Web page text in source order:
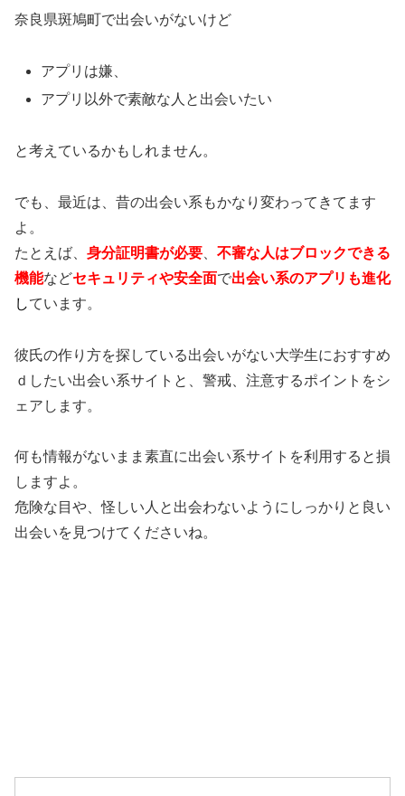
奈良県斑鳩町で出会いがないけど
アプリは嫌、
アプリ以外で素敵な人と出会いたい
と考えているかもしれません。
でも、最近は、昔の出会い系もかなり変わってきてます
よ。
たとえば、 身分証明書が必要
不審な人はブロックできる
機能などセキュリティや安全面で出会い系のアプリも進化
しています。
彼氏の作り方を探している出会いがない大学生におすすめ
ｄしたい出会い系サイトと、警戒、注意するポイントをシ
ェアします。
何も情報がないまま素直に出会い系サイトを利用すると損
しますよ。
危険な目や、怪しい人と出会わないようにしっかりと良い
出会いを見つけてくださいね。